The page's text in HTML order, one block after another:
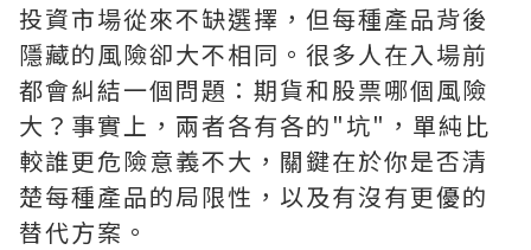
投資市場從來不缺選擇，但每種產品背後
隱藏的風險卻大不相同。很多人在入場前
都會糾結一個問題：期貨和股票哪個風險
大？事實上，兩者各有各的"坑"，單純比
較誰更危險意義不大，關鍵在於你是否清
楚每種產品的局限性，以及有沒有更優的
替代方案。